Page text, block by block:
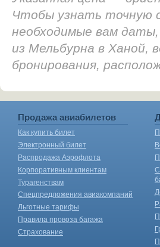
Чтобы узнать точную
необходимые вам
из Мельбурна в Ханой,
бронирования,
Продажа авиабилетов
Как купить билет
Электронный билет
Распродажа Аэрофлота
Корпоративным клиентам
Турагенствам
Спецпредложения авиакомпаний
Льготные тарифы
Правила провоза багажа
Страхование